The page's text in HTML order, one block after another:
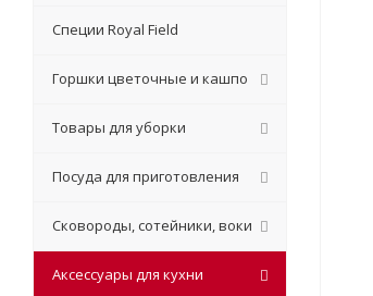
Специи Royal Field
Горшки цветочные и кашпо
Товары для уборки
Посуда для приготовления
Сковороды, сотейники, воки
Аксессуары для кухни